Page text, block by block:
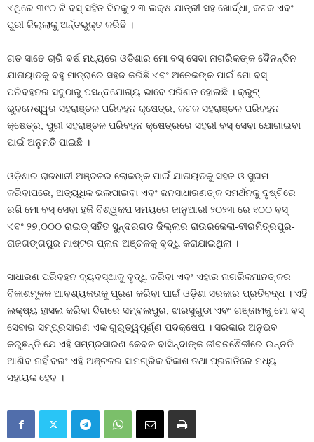
ଏଥିରେ ୩୯୦ ଟି ବସ୍ ସହିତ ଦିନକୁ ୨.୩ ଲକ୍ଷ ଯାତ୍ରୀ ସହ ଖୋର୍ଦ୍ଧା, କଟକ ଏବଂ
ପୁରୀ ଜିଲ୍ଲାକୁ ଅର୍ନ୍ତଭୁକ୍ତ କରିଛି ।
ଗତ ସାଢେ ଚାରି ବର୍ଷ ମଧ୍ୟରେ ଓଡିଶାର ମୋ ବସ୍ ସେବା ନାଗରିକଙ୍କ ଦୈନନ୍ଦିନ
ଯାତାୟାତକୁ ବହୁ ମାତ୍ରାରେ ସହଜ କରିଛି ଏବଂ ଅନେକଙ୍କ ପାଇଁ ମୋ ବସ୍
ପରିବହନର ସବୁଠାରୁ ପସନ୍ଦଯୋଗ୍ୟ ଭାବେ ପରିଣତ ହୋଇଛି । କ୍ରୁଟ୍‍
ଭୁବନେଶ୍ୱର ସହରାଞ୍ଚଳ ପରିବହନ କ୍ଷେତ୍ର, କଟକ ସହରାଞ୍ଚଳ ପରିବହନ
କ୍ଷେତ୍ର, ପୁରୀ ସହରାଞ୍ଚଳ ପରିବହନ କ୍ଷେତ୍ରରେ ସହରୀ ବସ୍ ସେବା ଯୋଗାଇବା
ପାଇଁ ଅନୁମତି ପାଇଛି ।
ଓଡ଼ିଶାର ରାଜଧାନୀ ଅଞ୍ଚଳର ଲୋକଙ୍କ ପାଇଁ ଯାତାୟତକୁ ସହଜ ଓ ସୁଗମ
କରିବାପରେ, ଅତ୍ୟଧିକ ଭଲପାଇବା ଏବଂ ଜନସାଧାରଣଙ୍କ ସମର୍ଥନକୁ ଦୃଷ୍ଟିରେ
ରଖି ମୋ ବସ୍ ସେବା ହକି ବିଶ୍ୱକପ ସମୟରେ ଜାନୁଆରୀ ୨୦୨୩ ରେ ୧୦୦ ବସ୍
ଏବଂ ୨୭,୦୦୦ ରାଇଡ୍ ସହିତ ସୁନ୍ଦରଗଡ ଜିଲ୍ଲାର ରାଉରକେଲା-ବୀରମିତ୍ରପୁର-
ରାଜଗଙ୍ଗପୁର ମାଷ୍ଟର ପ୍ଲାନ ଅଞ୍ଚଳକୁ ବୃଦ୍ଧି କରାଯାଇଥିଲା ।
ସାଧାରଣ ପରିବହନ ବ୍ୟବସ୍ଥାକୁ ବୃଦ୍ଧି କରିବା ଏବଂ ଏହାର ନାଗରିକମାନଙ୍କର
ବିକାଶମୂଳକ ଆବଶ୍ୟକତାକୁ ପୂରଣ କରିବା ପାଇଁ ଓଡ଼ିଶା ସରକାର ପ୍ରତିବଦ୍ଧ । ଏହି
ଲକ୍ଷ୍ୟ ହାସଲ କରିବା ଦିଗରେ ସମ୍ବଲପୁର, ଝାରସୁଗୁଡା ଏବଂ ଗଞ୍ଜାମକୁ ମୋ ବସ୍
ସେବାର ସମ୍ପ୍ରସାରଣ ଏକ ଗୁରୁତ୍ୱପୂର୍ଣ୍ଣ ପଦକ୍ଷେପ । ସରକାର ଅନୁଭବ
କରୁଛନ୍ତି ଯେ ଏହି ସମ୍ପ୍ରସାରଣ କେବଳ ବାସିନ୍ଦାଙ୍କ ଜୀବନଶୈଳୀରେ ଉନ୍ନତି
ଆଣିବ ନାହିଁ ବରଂ ଏହି ଅଞ୍ଚଳର ସାମଗ୍ରିକ ବିକାଶ ତଥା ପ୍ରଗତିରେ ମଧ୍ୟ
ସହାୟକ ହେବ ।